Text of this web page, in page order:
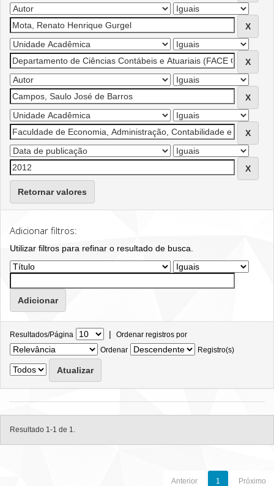
Retornar valores
Adicionar filtros:
Utilizar filtros para refinar o resultado de busca.
Resultados/Página | Ordenar registros por
Ordenar
Registro(s)
Resultado 1-1 de 1.
Anterior 1 Próximo